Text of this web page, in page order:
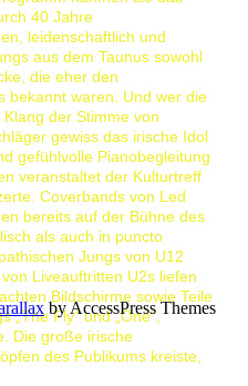
40 Jahre
leidenschaftlich und
aus dem Taunus sowohl
die eher den
bekannt waren. Und wer die
der Stimme von
gewiss das irische Idol
gefühlvolle Pianobegleitung
veranstaltet der Kulturtreff
Coverbands von Led
bereits auf der Bühne des
als auch in puncto
Jungs von U12
Liveauftritten U2s liefen
Bildschirme sowie Teile
Fly“ und „One“,
Die große irische
des Publikums kreiste,
by AccessPress Themes